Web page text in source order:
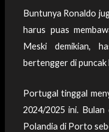
Buntunya Ronaldo
harus puas
Meski demikian,
bertengger di puncak
Portugal tinggal
2024/2025 ini. Bulan
Polandia di Porto